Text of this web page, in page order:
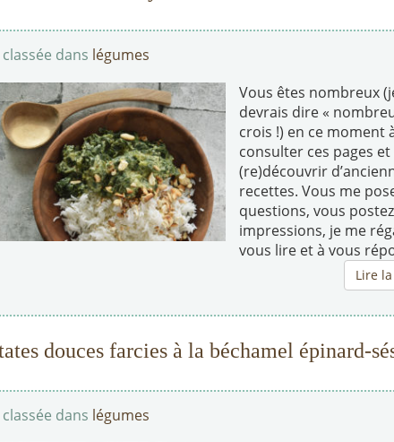
classée dans légumes
Vous êtes nombreux
devrais dire «
crois !) en ce moment
consulter ces pages et
(re)découvrir
recettes. Vous me
questions, vous
impressions, je me
vous lire et à vous
Lire
douces farcies à la béchamel épinard-
classée dans légumes